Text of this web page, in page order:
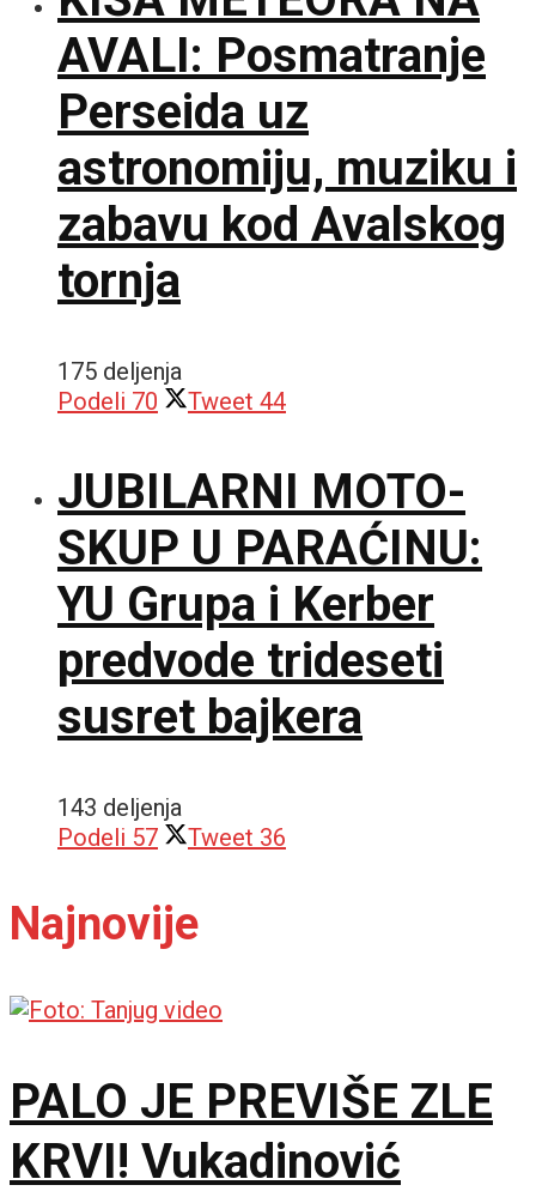
AVALI: Posmatranje
Perseida uz
astronomiju, muziku i
zabavu kod Avalskog
tornja
175 deljenja
Podeli 70 Tweet 44
JUBILARNI MOTO-
SKUP U PARAĆINU:
YU Grupa i Kerber
predvode trideseti
susret bajkera
143 deljenja
Podeli 57 Tweet 36
Najnovije
PALO JE PREVIŠE ZLE
KRVI! Vukadinović